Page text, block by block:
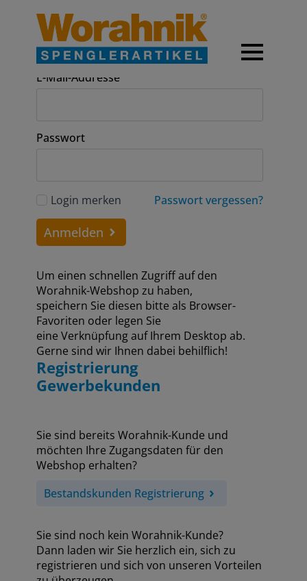
Anmeldung
E-Mail-Addresse
Passwort
Login merken Passwort vergessen?
Anmelden
Um einen schnellen Zugriff auf den
Worahnik-Webshop zu haben,
speichern Sie diesen bitte als Browser-
Favoriten oder legen Sie
eine Verknüpfung auf Ihrem Desktop ab.
Gerne sind wir Ihnen dabei behilflich!
Registrierung
Gewerbekunden
Sie sind bereits Worahnik-Kunde und
möchten Ihre Zugangsdaten für den
Webshop erhalten?
Bestandskunden Registrierung
Sie sind noch kein Worahnik-Kunde?
Dann laden wir Sie herzlich ein, sich zu
registrieren und sich von unseren Vorteilen